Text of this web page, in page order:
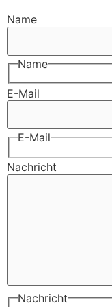
Name
Name
E-Mail
E-Mail
Nachricht
Nachricht